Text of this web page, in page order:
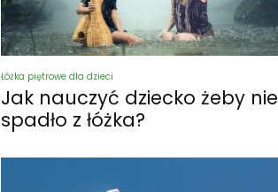
Łóżka piętrowe dla dzieci
Jak nauczyć dziecko żeby nie
spadło z łóżka?